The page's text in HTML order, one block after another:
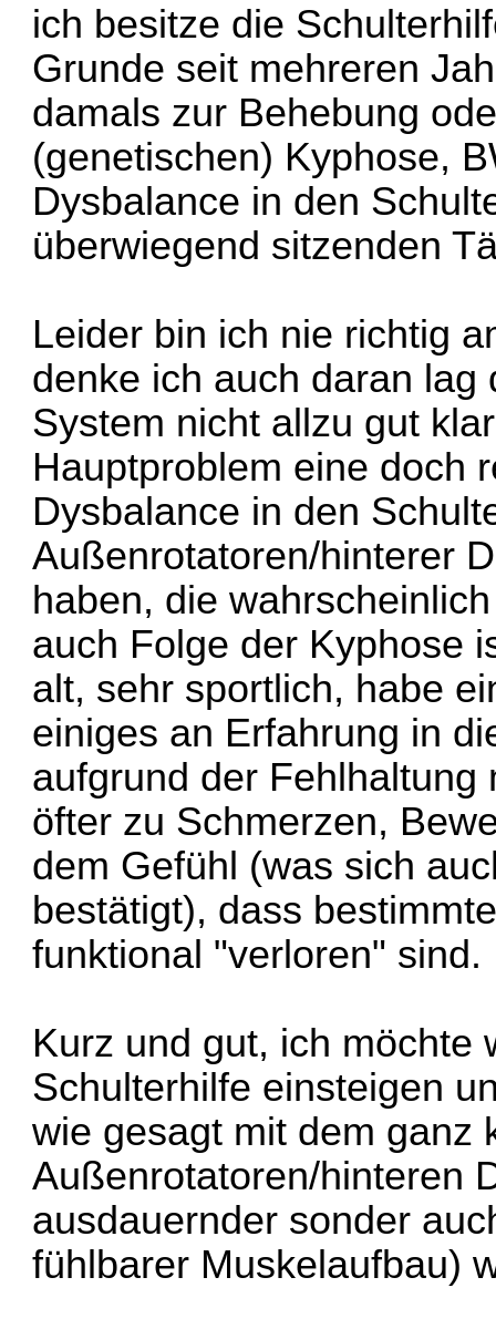
ich besitze die
Grunde seit mehreren
damals zur Behebung
(genetischen) Kyphose,
Dysbalance in den
überwiegend sitzenden
Leider bin ich nie richtig
denke ich auch daran
System nicht allzu gut
Hauptproblem eine doch
Dysbalance in den
Außenrotatoren/hinterer
haben, die
auch Folge der Kyphose
alt, sehr sportlich, habe
einiges an Erfahrung in
aufgrund der
öfter zu Schmerzen,
dem Gefühl (was sich
bestätigt), dass
funktional "verloren" sind.
Kurz und gut, ich möchte
Schulterhilfe einsteigen
wie gesagt mit dem ganz
Außenrotatoren/hinteren
ausdauernder sonder
fühlbarer Muskelaufbau)